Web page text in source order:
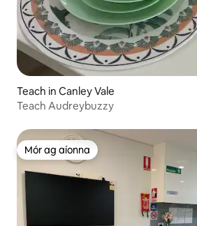
Teach in Canley Vale
Teach Audreybuzzy
Mór ag aíonna
Mór ag aíonna